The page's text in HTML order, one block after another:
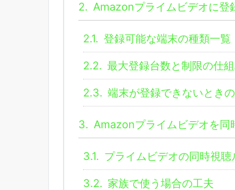
2. Amazonプライムビデオに登
2.1. 登録可能な端末の種類一覧
2.2. 最大登録台数と制限の仕
2.3. 端末が登録できないとき
3. Amazonプライムビデオを同
3.1. プライムビデオの同時視聴
3.2. 家族で使う場合の工夫